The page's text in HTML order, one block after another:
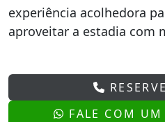
experiência acolhedora
aproveitar a estadia com
FALE COM UM